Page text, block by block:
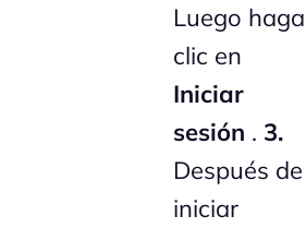
Luego haga
clic en
Iniciar
sesión . 3.
Después de
iniciar